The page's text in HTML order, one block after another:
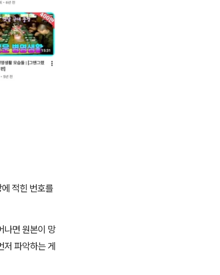
적힌 번호를
나면 원본이 망
저 파악하는 게